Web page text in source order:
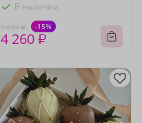
В наличии
5 010 ₽ -15%
4 260 ₽